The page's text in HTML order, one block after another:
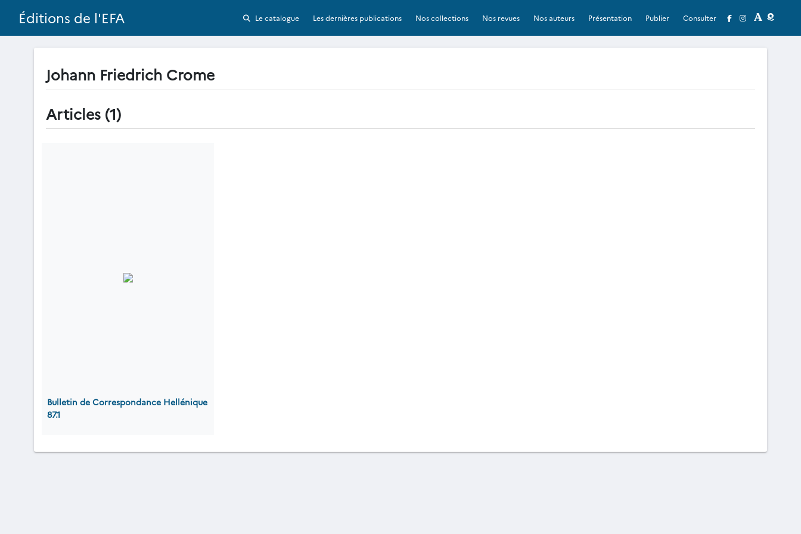
Éditions de l'EFA Le catalogue Les dernières publications Nos collections Nos revues Nos auteurs Présentation Publier Consulter
Johann Friedrich Crome
Articles (1)
Bulletin de Correspondance Hellénique
87.1